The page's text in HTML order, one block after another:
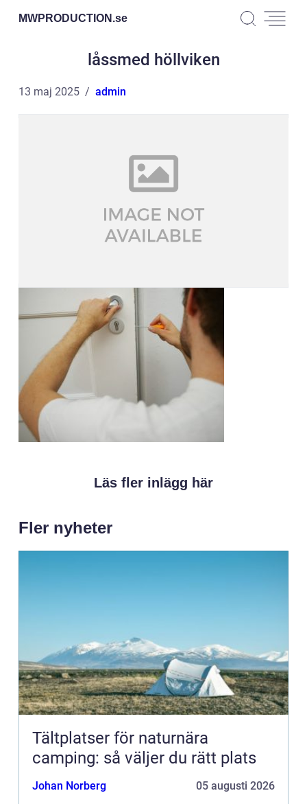
MWPRODUCTION.se
låssmed höllviken
13 maj 2025 admin
Läs fler inlägg här
Fler nyheter
Tältplatser för naturnära
camping: så väljer du rätt plats
Johan Norberg 05 augusti 2026